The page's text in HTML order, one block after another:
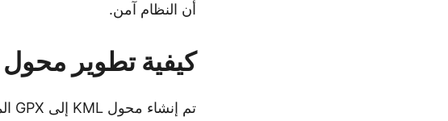
أن النظام آمن.
كيفية تطوير محول KML إلى GPX الخاص بك
تم إنشاء محول KML إلى GPX المجاني عبر الإنترنت باستخدام